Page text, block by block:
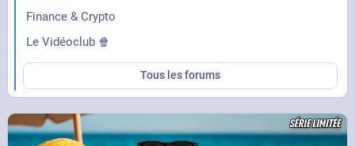
Finance & Crypto
Le Vidéoclub 🍿
Tous les forums